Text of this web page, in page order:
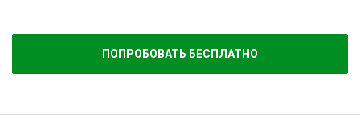
ПОПРОБОВАТЬ БЕСПЛАТНО